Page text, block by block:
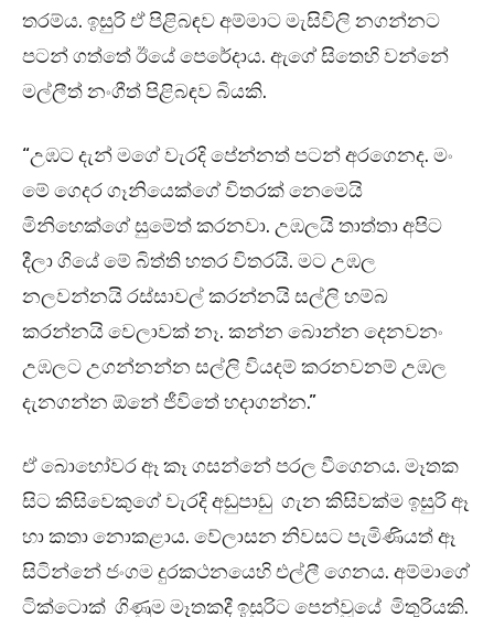
තරම්ය. ඉසුරි ඒ පිළිබඳව අම්මාට මැසිවිලි නගන්නට
පටන් ගත්තේ ඊයේ පෙරේදාය. ඇගේ සිතෙහි වන්නේ
මල්ලීත් නංගීත් පිළිබඳව බියකි.
“උඹට දැන් මගේ වැරදි පේන්නත් පටන් අරගෙනද. මං
මේ ගෙදර ගෑනියෙක්ගේ විතරක් නෙමෙයි
මිනිහෙක්ගේ සුමේත් කරනවා. උඹලයි තාත්තා අපිට
දීලා ගියේ මේ බිත්ති හතර විතරයි. මට උඹල
නලවන්නයි රස්සාවල් කරන්නයි සල්ලි හම්බ
කරන්නයි වෙලාවක් නෑ. කන්න බොන්න දෙනවනං
උඹලට උගන්නන්න සල්ලි වියදම් කරනවනම් උඹල
දැනගන්න ඕනේ ජීවිතේ හදාගන්න.”
ඒ බොහෝවර ඈ කෑ ගසන්නේ පරල වීගෙනය. මෑතක
සිට කිසිවෙකුගේ වැරදි අඩුපාඩු ගැන කිසිවක්ම ඉසුරි ඈ
හා කතා නොකළාය. වේලාසන නිවසට පැමිණියත් ඈ
සිටින්නේ ජංගම දුරකථනයෙහි එල්ලී ගෙනය. අම්මාගේ
ටික්ටොක් ගිණුම මෑතකදී ඉසුරිට පෙන්වූයේ මිතුරියකි.